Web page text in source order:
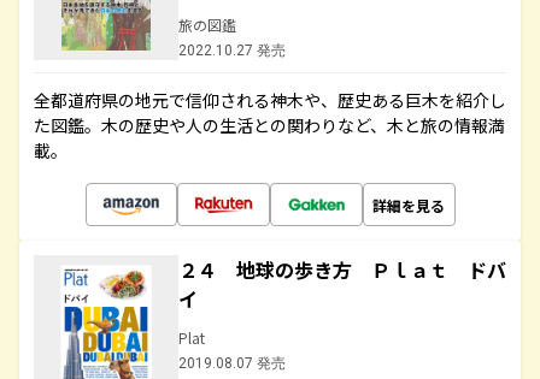
旅の図鑑
2022.10.27 発売
全都道府県の地元で信仰される神木や、歴史ある巨木を紹介し
た図鑑。木の歴史や人の生活との関わりなど、木と旅の情報満
載。
詳細を見る
２４ 地球の歩き方 Ｐｌａｔ ドバ
イ
Plat
2019.08.07 発売